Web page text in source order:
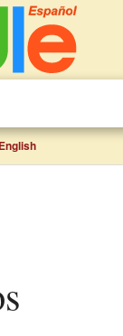
English